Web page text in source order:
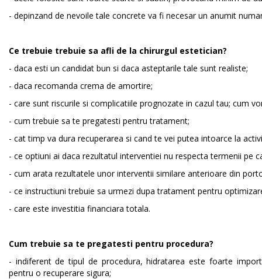
- depinzand de nevoile tale concrete va fi necesar un anumit
Ce trebuie trebuie sa afli de la chirurgul estetician?
- daca esti un candidat bun si daca asteptarile tale sunt realiste;
- daca recomanda crema de amortire;
- care sunt riscurile si complicatiile prognozate in cazul tau; cum
- cum trebuie sa te pregatesti pentru tratament;
- cat timp va dura recuperarea si cand te vei putea intoarce la
- ce optiuni ai daca rezultatul interventiei nu respecta termenii pe
- cum arata rezultatele unor interventii similare anterioare din
- ce instructiuni trebuie sa urmezi dupa tratament pentru
- care este investitia financiara totala.
Cum trebuie sa te pregatesti pentru procedura?
- indiferent de tipul de procedura, hidratarea este foarte
pentru o recuperare sigura;